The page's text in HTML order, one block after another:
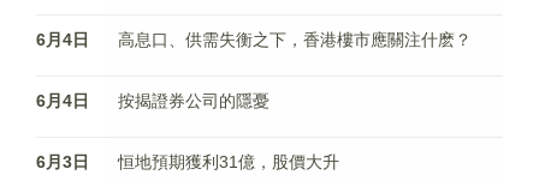
6月4日 高息口、供需失衡之下，香港樓市應關注什麽？
6月4日 按揭證券公司的隱憂
6月3日 恒地預期獲利31億，股價大升